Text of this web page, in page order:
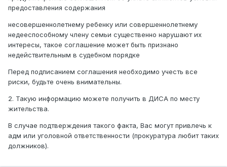
предоставления содержания
несовершеннолетнему ребенку или совершеннолетнему
недееспособному члену семьи существенно нарушают их
интересы, такое соглашение может быть признано
недействительным в судебном порядке
Перед подписанием соглашения необходимо учесть все
риски, будьте очень внимательны.
2. Такую информацию можете получить в ДИСА по месту
жительства.
В случае подтверждения такого факта, Вас могут привлечь к
адм или уголовной ответственности (прокуратура любит таких
должников).